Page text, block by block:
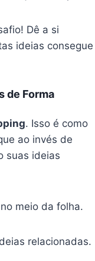
Dê a si
ideias consegue
de Forma
. Isso é como
ao invés de
suas ideias
meio da folha.
relacionadas.